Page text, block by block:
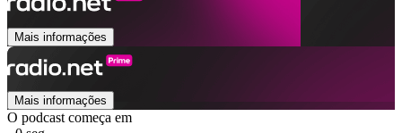
Mais informações
Mais informações
O podcast começa em